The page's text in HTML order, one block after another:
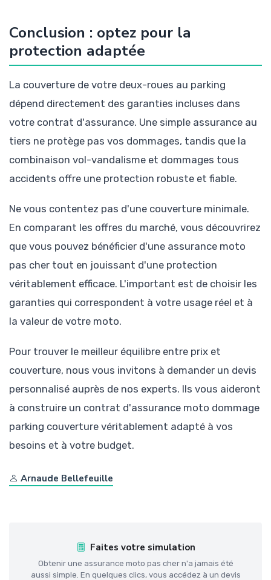
Conclusion : optez pour la
protection adaptée
La couverture de votre deux-roues au parking
dépend directement des garanties incluses dans
votre contrat d'assurance. Une simple assurance au
tiers ne protège pas vos dommages, tandis que la
combinaison vol-vandalisme et dommages tous
accidents offre une protection robuste et fiable.
Ne vous contentez pas d'une couverture minimale.
En comparant les offres du marché, vous découvrirez
que vous pouvez bénéficier d'une assurance moto
pas cher tout en jouissant d'une protection
véritablement efficace. L'important est de choisir les
garanties qui correspondent à votre usage réel et à
la valeur de votre moto.
Pour trouver le meilleur équilibre entre prix et
couverture, nous vous invitons à demander un devis
personnalisé auprès de nos experts. Ils vous aideront
à construire un contrat d'assurance moto dommage
parking couverture véritablement adapté à vos
besoins et à votre budget.
Arnaude Bellefeuille
Faites votre simulation
Obtenir une assurance moto pas cher n'a jamais été
aussi simple. En quelques clics, vous accédez à un devis